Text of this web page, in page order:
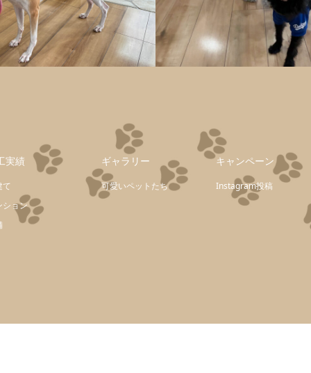
実績
て
ション
ギャラリー
可愛いペットたち
キャンペーン
Instagram投稿